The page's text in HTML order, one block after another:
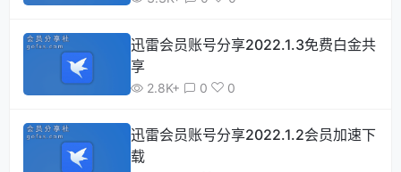
迅雷会员账号分享2022.1.3免费白金共
享
2.8K+ 0 0
迅雷会员账号分享2022.1.2会员加速下
载